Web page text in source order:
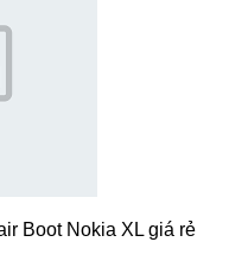
Boot Nokia XL giá rẻ